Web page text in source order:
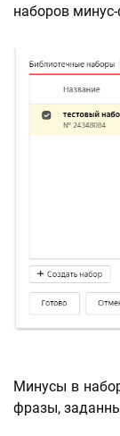
наборов
Минусы в
фразы,